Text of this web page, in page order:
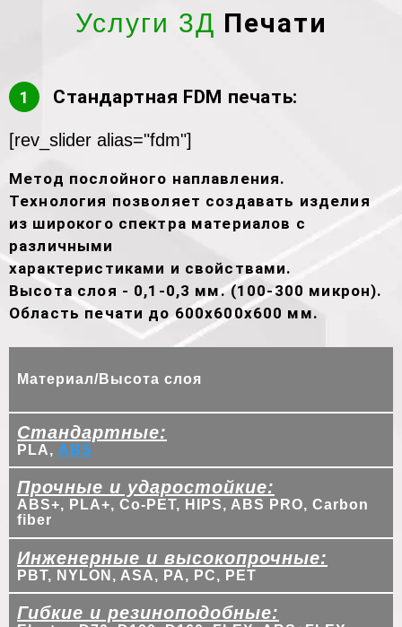
Услуги 3Д Печати
1 Стандартная FDM печать:
[rev_slider alias="fdm"]
Метод послойного наплавления.
Технология позволяет создавать изделия
из широкого спектра материалов с
различными
характеристиками и свойствами.
Высота слоя - 0,1-0,3 мм. (100-300 микрон).
Область печати до 600х600х600 мм.
Материал/Высота слоя
Стандартные:
PLA, ABS
Прочные и ударостойкие:
ABS+, PLA+, Co-PET, HIPS, ABS PRO, Carbon
fiber
Инженерные и высокопрочные:
PBT, NYLON, ASA, PA, PC, PET
Гибкие и резиноподобные: